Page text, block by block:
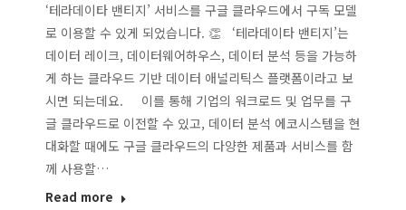
‘테라데이타 밴티지’ 서비스를 구글 클라우드에서 구독 모델
로 이용할 수 있게 되었습니다. 👏 ‘테라데이타 밴티지’는
데이터 레이크, 데이터웨어하우스, 데이터 분석 등을 가능하
게 하는 클라우드 기반 데이터 애널리틱스 플랫폼이라고 보
시면 되는데요. 이를 통해 기업의 워크로드 및 업무를 구
글 클라우드로 이전할 수 있고, 데이터 분석 에코시스템을 현
대화할 때에도 구글 클라우드의 다양한 제품과 서비스를 함
께 사용할…
Read more